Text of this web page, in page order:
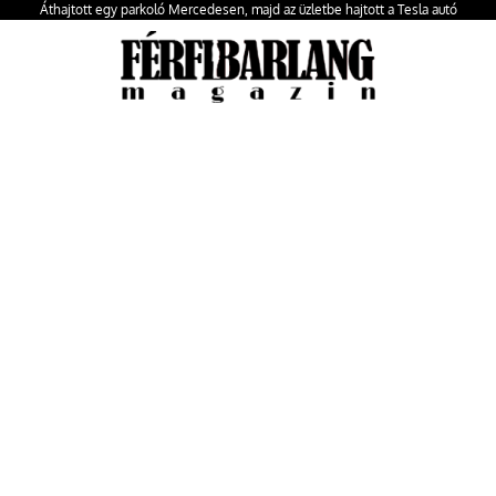
Áthajtott egy parkoló Mercedesen, majd az üzletbe hajtott a Tesla autó